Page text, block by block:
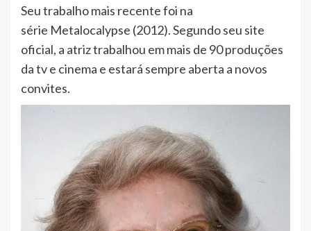
Seu trabalho mais recente foi na
série Metalocalypse (2012). Segundo seu site
oficial, a atriz trabalhou em mais de 90 produções
da tv e cinema e estará sempre aberta a novos
convites.